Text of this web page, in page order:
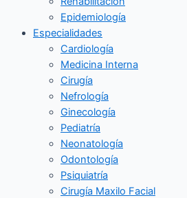
Epidemiología
Especialidades
Cardiología
Medicina Interna
Cirugía
Nefrología
Ginecología
Pediatría
Neonatología
Odontología
Psiquiatría
Cirugía Maxilo Facial